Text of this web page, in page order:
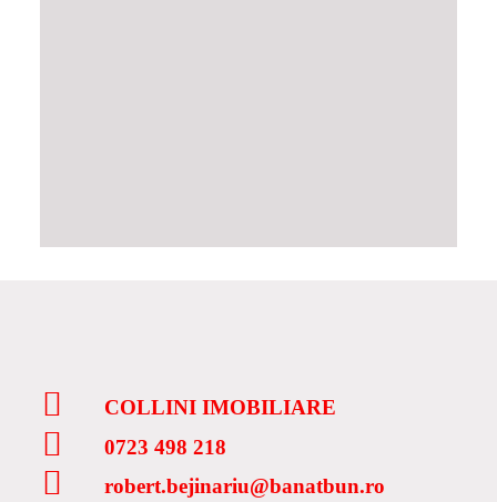
COLLINI IMOBILIARE
0723 498 218
robert.bejinariu@banatbun.ro